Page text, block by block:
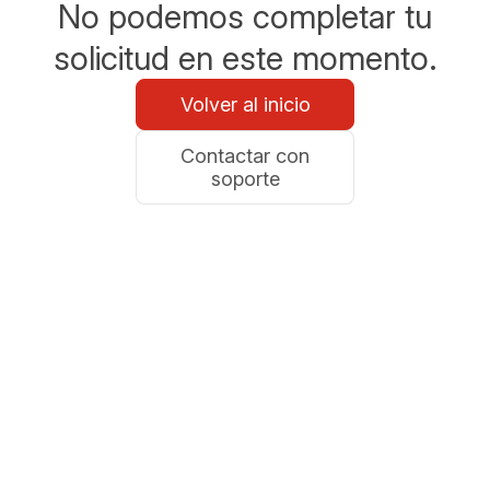
No podemos completar tu
solicitud en este momento.
Volver al inicio
Contactar con
soporte